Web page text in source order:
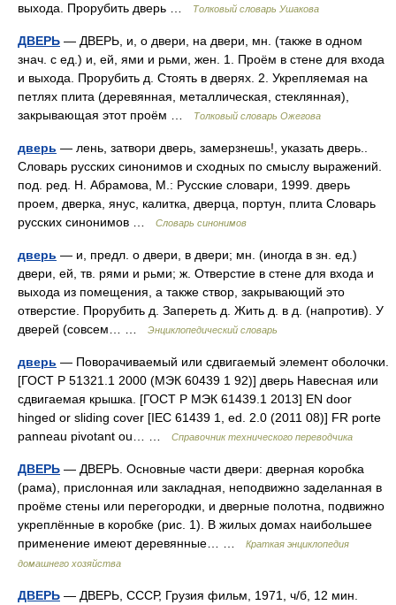
выхода. Прорубить дверь …
Толковый словарь Ушакова
ДВЕРЬ — ДВЕРЬ, и, о двери, на двери, мн. (также в одном
знач. с ед.) и, ей, ями и рьми, жен. 1. Проём в стене для входа
и выхода. Прорубить д. Стоять в дверях. 2. Укрепляемая на
петлях плита (деревянная, металлическая, стеклянная),
закрывающая этот проём …
Толковый словарь Ожегова
дверь — лень, затвори дверь, замерзнешь!, указать дверь..
Словарь русских синонимов и сходных по смыслу выражений.
под. ред. Н. Абрамова, М.: Русские словари, 1999. дверь
проем, дверка, янус, калитка, дверца, портун, плита Словарь
русских синонимов …
Словарь синонимов
дверь — и, предл. о двери, в двери; мн. (иногда в зн. ед.)
двери, ей, тв. рями и рьми; ж. Отверстие в стене для входа и
выхода из помещения, а также створ, закрывающий это
отверстие. Прорубить д. Запереть д. Жить д. в д. (напротив). У
дверей (совсем… …
Энциклопедический словарь
дверь — Поворачиваемый или сдвигаемый элемент оболочки.
[ГОСТ Р 51321.1 2000 (МЭК 60439 1 92)] дверь Навесная или
сдвигаемая крышка. [ГОСТ Р МЭК 61439.1 2013] EN door
hinged or sliding cover [IEC 61439 1, ed. 2.0 (2011 08)] FR porte
panneau pivotant ou… …
Справочник технического переводчика
ДВЕРЬ — ДВЕРЬ. Основные части двери: дверная коробка
(рама), прислонная или закладная, неподвижно заделанная в
проёме стены или перегородки, и дверные полотна, подвижно
укреплённые в коробке (рис. 1). В жилых домах наибольшее
применение имеют деревянные… …
Краткая энциклопедия
домашнего хозяйства
ДВЕРЬ — ДВЕРЬ, СССР, Грузия фильм, 1971, ч/б, 12 мин.